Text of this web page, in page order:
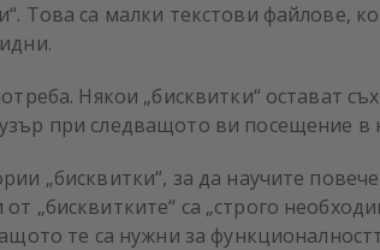
Това са малки текстови файлове,
Някои „бисквитки“ остават
при следващото ви посещение в
„бисквитки“, за да научите
„бисквитките“ са „строго
те са нужни за